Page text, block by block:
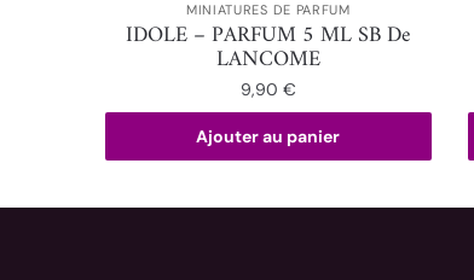
MINIATURES DE PARFUM
IDOLE – PARFUM 5 ML SB De
LANCOME
9,90 €
Ajouter au panier